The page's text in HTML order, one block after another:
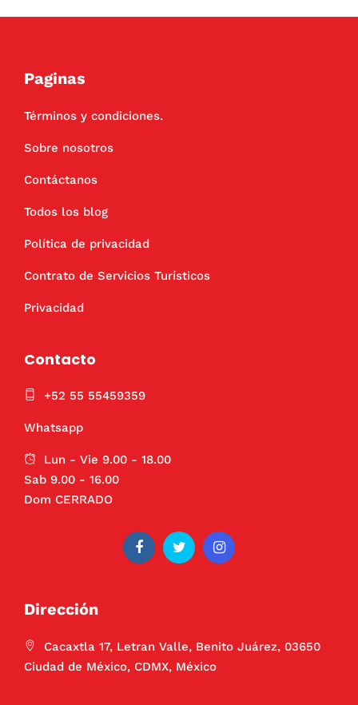
Paginas
Términos y condiciones.
Sobre nosotros
Contáctanos
Todos los blog
Política de privacidad
Contrato de Servicios Turísticos
Privacidad
Contacto
+52 55 55459359
Whatsapp
Lun - Vie 9.00 - 18.00
Sab 9.00 - 16.00
Dom CERRADO
Dirección
Cacaxtla 17, Letran Valle, Benito Juárez, 03650
Ciudad de México, CDMX, México